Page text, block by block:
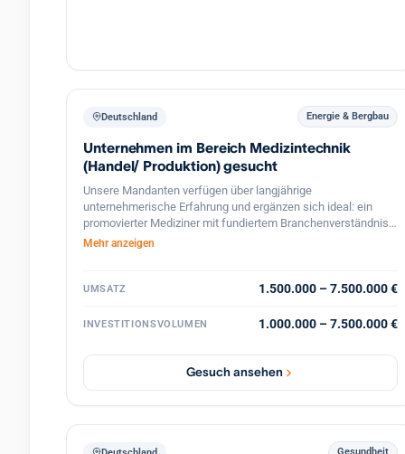
Deutschland Energie & Bergbau
Unternehmen im Bereich Medizintechnik
(Handel/ Produktion) gesucht
Unsere Mandanten verfügen über langjährige
unternehmerische Erfahrung und ergänzen sich ideal: ein
promovierter Mediziner mit fundiertem Branchenverständnis
und ein Diplom-Betriebswirt mit ausgewiesener Expertise in
tätig und hat in seinem bestehenden Betrieb eine zweite
auch operativ im neu zu erwerbenden Unternehmen zu
Unternehmen im Bereich Medizintechnik zu übernehmen und
langfristig weiterzuentwickeln, soweit hier entsprechende
Ansätze (z.B. Internationalisierung, strategische
Kombination aus medizinischem und
Mehr anzeigen
UMSATZ 1.500.000 – 7.500.000 €
INVESTITIONSVOLUMEN 1.000.000 – 7.500.000 €
Gesuch ansehen